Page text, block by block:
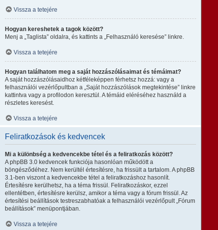
Vissza a tetejére
Hogyan kereshetek a tagok között?
Menj a „Taglista” oldalra, és kattints a „Felhasználó keresése” linkre.
Vissza a tetejére
Hogyan találhatom meg a saját hozzászólásaimat és témáimat?
A saját hozzászólásaidhoz kétféleképpen férhetsz hozzá: vagy a
felhasználói vezérlőpultban a „Saját hozzászólások megtekintése” linkre
kattintva vagy a profilodon keresztül. A témáid eléréséhez használd a
részletes keresést.
Vissza a tetejére
Feliratkozások és kedvencek
Mi a különbség a kedvencekbe tétel és a feliratkozás között?
A phpBB 3.0 kedvencek funkciója hasonlóan működött a
böngésződéhez. Nem kerültél értesítésre, ha frissült a tartalom. A phpBB
3.1-ben viszont a kedvencekbe tétel a feliratkozáshoz hasonlít.
Értesítésre kerülhetsz, ha a téma frissül. Feliratkozáskor, ezzel
ellentétben, értesítésre kerülsz, amikor a téma vagy a fórum frissül. Az
értesítési beállítások testreszabhatóak a felhasználói vezérlőpult „Fórum
beállítások” menüpontjában.
Vissza a tetejére